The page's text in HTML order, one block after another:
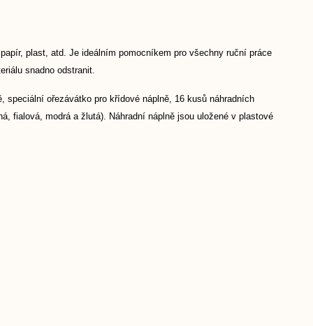
plast, atd. Je ideálním pomocníkem pro všechny ruční práce
snadno odstranit.
ořezávátko pro křídové náplně, 16 kusů náhradních
fialová, modrá a žlutá). Náhradní náplně jsou uložené v plastové